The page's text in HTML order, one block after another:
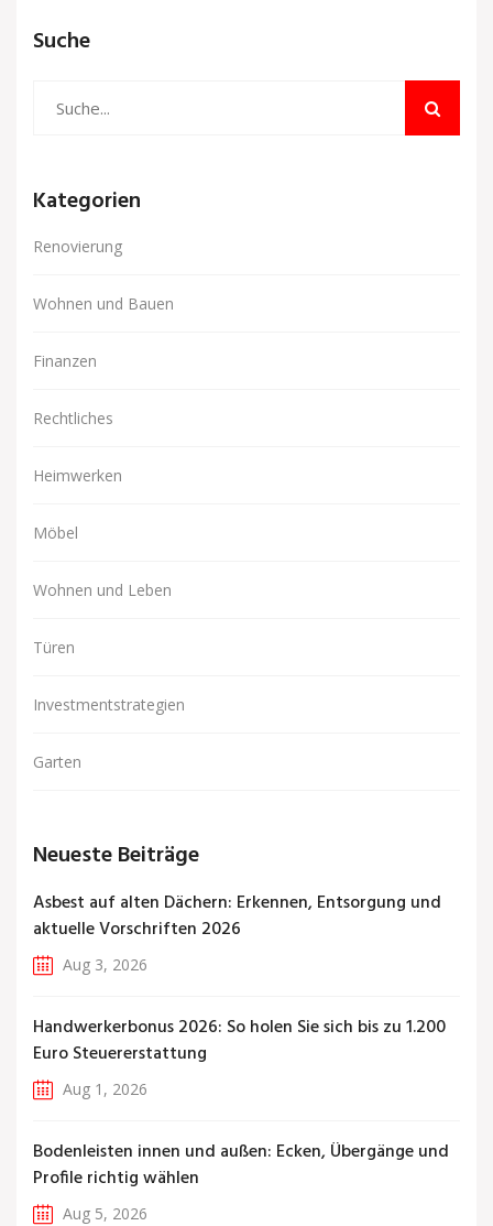
Suche
Kategorien
Renovierung
Wohnen und Bauen
Finanzen
Rechtliches
Heimwerken
Möbel
Wohnen und Leben
Türen
Investmentstrategien
Garten
Neueste Beiträge
Asbest auf alten Dächern: Erkennen, Entsorgung und
aktuelle Vorschriften 2026
Aug 3, 2026
Handwerkerbonus 2026: So holen Sie sich bis zu 1.200
Euro Steuererstattung
Aug 1, 2026
Bodenleisten innen und außen: Ecken, Übergänge und
Profile richtig wählen
Aug 5, 2026